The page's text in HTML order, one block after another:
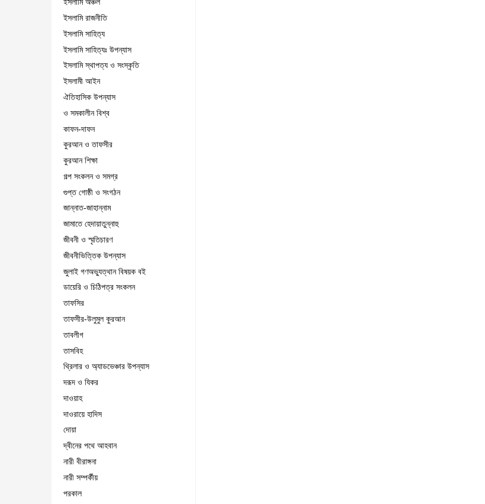
ইসলামি অঞ্চল
ইসলামি রাজনীতি
ইসলামি সাহিত্য
ইসলামি সাহিত্যঃ উপন্যাস
ইসলামি স্থাপত্য ও সংস্কৃতি
ইসলামী আইন
ঐতিহাসিক উপন্যাস
ও সমকালীন বিশ্ব
কাফন-দাফন
কুরআন ও তাফসীর
কুরআন শিক্ষা
গল্প সংকলন ও সমগ্র
গুপ্ত গোষ্ঠী ও সংগঠন
জান্নাত-জাহান্নাম
জামাতে হেদায়াতুন্নাহু
জীবনী ও স্মৃতিচারণ
জীবনীভিত্তিক উপন্যাস
জুলাই গণঅভ্যুত্থান বিষয়ক বই
ডায়েরি ও চিঠিপত্র সংকলন
তাফসির
তাফসীর-উলুমুল কুরআন
তাবলীগ
তাসবিহ
থ্রিলার ও অ্যাডভেঞ্চার উপন্যাস
দরূদ ও যিকর
দাওয়াহ
দাওরায়ে হাদিস
দোয়া
দ্বীনের পথে আহবান
নারী বীরাঙ্গনা
নারী সম্পর্কীয়
পরকাল